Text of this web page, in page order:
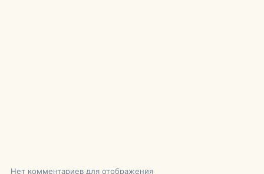
Нет комментариев для отображения